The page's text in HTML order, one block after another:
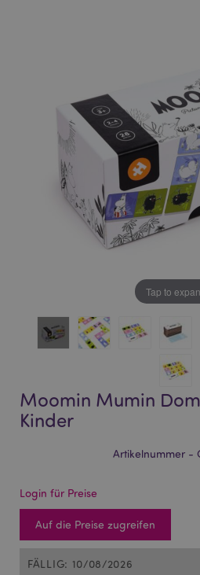
Tap to
Moomin Mumin
Kinder
Artikelnummer -
Login für Preise
Auf die Preise zugreifen
FÄLLIG: 10/08/2026